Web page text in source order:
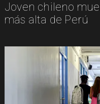
Joven chileno
más alta de Perú